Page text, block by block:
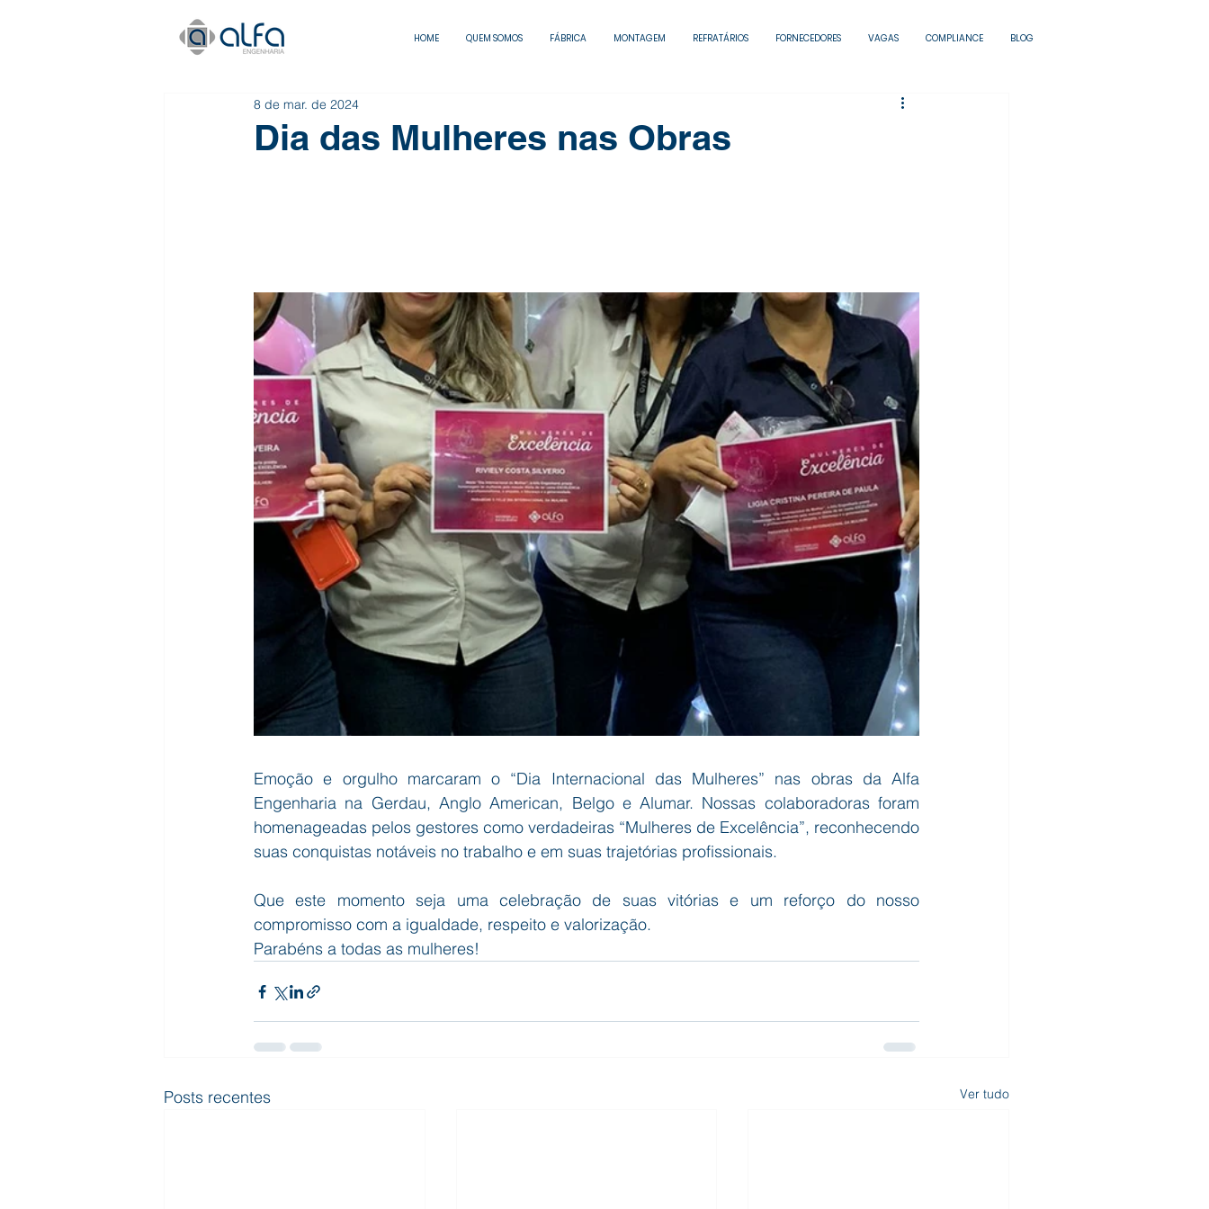
HOME QUEM SOMOS FÁBRICA MONTAGEM REFRATÁRIOS FORNECEDORES VAGAS COMPLIANCE BLOG
Dia das Mulheres nas Obras
8 de mar. de 2024
Emoção e orgulho marcaram o “Dia Internacional das Mulheres” nas obras da Alfa
Engenharia na Gerdau, Anglo American, Belgo e Alumar. Nossas colaboradoras foram
homenageadas pelos gestores como verdadeiras “Mulheres de Excelência”, reconhecendo
suas conquistas notáveis no trabalho e em suas trajetórias profissionais.
Que este momento seja uma celebração de suas vitórias e um reforço do nosso
compromisso com a igualdade, respeito e valorização.
Parabéns a todas as mulheres!
Posts recentes Ver tudo